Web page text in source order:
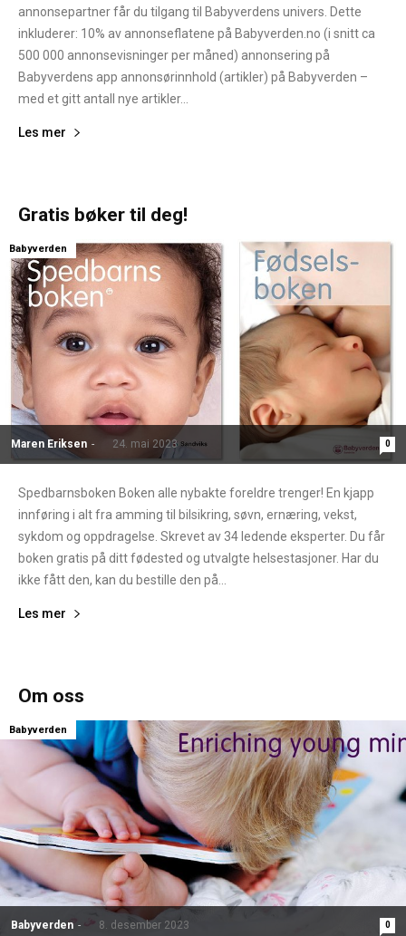
annonsepartner får du tilgang til Babyverdens univers. Dette
inkluderer: 10% av annonseflatene på Babyverden.no (i snitt ca
500 000 annonsevisninger per måned) annonsering på
Babyverdens app annonsørinnhold (artikler) på Babyverden –
med et gitt antall nye artikler...
Les mer
Gratis bøker til deg!
Maren Eriksen - 24. mai 2023 0
Babyverden
Spedbarnsboken Boken alle nybakte foreldre trenger! En kjapp
innføring i alt fra amming til bilsikring, søvn, ernæring, vekst,
sykdom og oppdragelse. Skrevet av 34 ledende eksperter. Du får
boken gratis på ditt fødested og utvalgte helsestasjoner. Har du
ikke fått den, kan du bestille den på...
Les mer
Om oss
Babyverden - 8. desember 2023 0
Babyverden